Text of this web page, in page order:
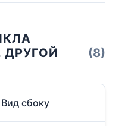
ДРУГОЙ
(8)
сбоку